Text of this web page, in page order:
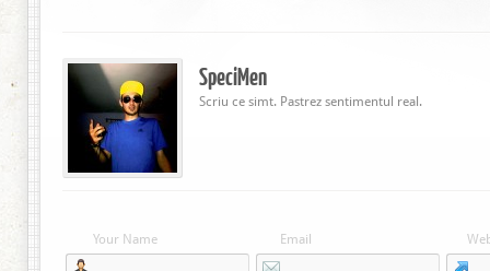
SpeciMen
Scriu ce simt. Pastrez sentimentul real.
Your Name Email